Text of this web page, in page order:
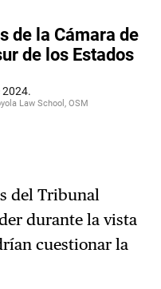
del Tribunal
durante la vista
cuestionar la